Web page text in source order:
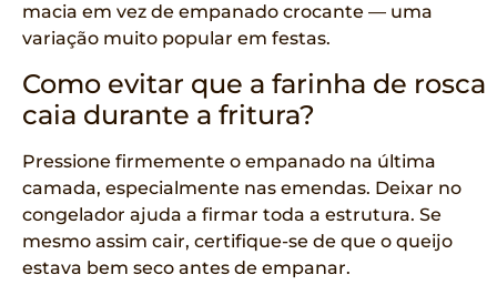
macia em vez de empanado crocante — uma
variação muito popular em festas.
Como evitar que a farinha de rosca
caia durante a fritura?
Pressione firmemente o empanado na última
camada, especialmente nas emendas. Deixar no
congelador ajuda a firmar toda a estrutura. Se
mesmo assim cair, certifique-se de que o queijo
estava bem seco antes de empanar.